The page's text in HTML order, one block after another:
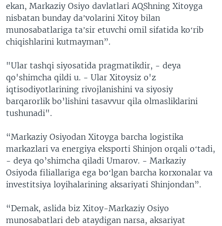
ekan, Markaziy Osiyo davlatlari AQShning Xitoyga
nisbatan bunday daʼvolarini Xitoy bilan
munosabatlariga taʼsir etuvchi omil sifatida koʻrib
chiqishlarini kutmayman”.
"Ular tashqi siyosatida pragmatikdir, - deya
qo'shimcha qildi u. - Ular Xitoysiz o'z
iqtisodiyotlarining rivojlanishini va siyosiy
barqarorlik bo’lishini tasavvur qila olmasliklarini
tushunadi".
“Markaziy Osiyodan Xitoyga barcha logistika
markazlari va energiya eksporti Shinjon orqali oʻtadi,
- deya qo’shimcha qiladi Umarov. - Markaziy
Osiyoda filiallariga ega boʻlgan barcha korxonalar va
investitsiya loyihalarining aksariyati Shinjondan”.
“Demak, aslida biz Xitoy-Markaziy Osiyo
munosabatlari deb ataydigan narsa, aksariyat